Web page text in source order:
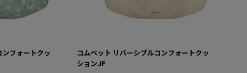
フォートクッ
コムペット リバーシブルコンフォートクッ
ションJF